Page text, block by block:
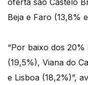
oferta são Castelo
Beja e Faro (13,8%
“Por baixo dos
(19,5%), Viana do
e Lisboa (18,2%)”,